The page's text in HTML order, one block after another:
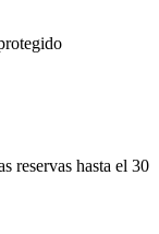
reservas hasta el 30